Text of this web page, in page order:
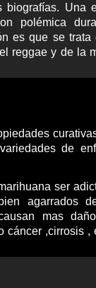
biografías. Una
polémica
es que se
reggae y de la
de
ser
agarrados
mas
cáncer ,cirrosis ,